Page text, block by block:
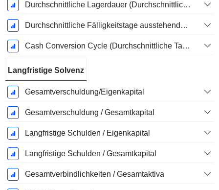
Durchschnittliche Lagerdauer (Durchschnittlicher Lagerbestand)
Durchschnittliche Fälligkeitstage ausstehender Zahlungen
Cash Conversion Cycle (Durchschnittliche Tage)
Langfristige Solvenz
Gesamtverschuldung/Eigenkapital
Gesamtverschuldung / Gesamtkapital
Langfristige Schulden / Eigenkapital
Langfristige Schulden / Gesamtkapital
Gesamtverbindlichkeiten / Gesamtaktiva